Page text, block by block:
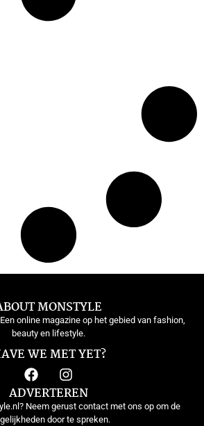
MONSTYLE
online magazine op het gebied van fashion,
beauty en lifestyle.
WE MET YET?
ADVERTEREN
Neem gerust contact met ons op om de
door te spreken.